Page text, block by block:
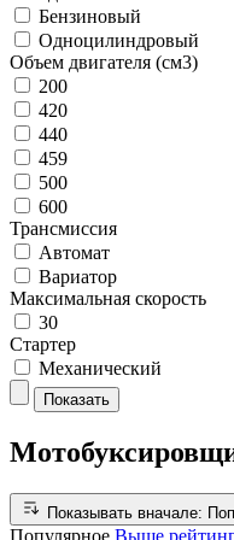
Бензиновый
Одноцилиндровый
Объем двигателя (см3)
200
420
440
459
500
600
Трансмиссия
Автомат
Вариатор
Максимальная скорость
30
Стартер
Механический
Показать
Показывать вначале:
Популярное Выше